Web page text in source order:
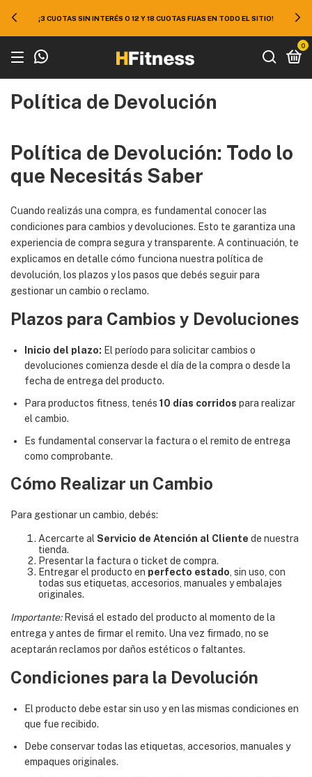
50% EN TODO EL SITIO ¡APROVECHÁ 10% EXTRA DE DESCUENTO
EFECTIVO O TRANSFERENCIA!
0
Política de Devolución
Política de Devolución: Todo lo
que Necesitás Saber
Cuando realizás una compra, es fundamental conocer las
condiciones para cambios y devoluciones. Esto te garantiza una
experiencia de compra segura y transparente. A continuación, te
explicamos en detalle cómo funciona nuestra política de
devolución, los plazos y los pasos que debés seguir para
gestionar un cambio o reclamo.
Plazos para Cambios y Devoluciones
Inicio del plazo: El período para solicitar cambios o
devoluciones comienza desde el día de la compra o desde la
fecha de entrega del producto.
Para productos fitness, tenés 10 días corridos para realizar
el cambio.
Es fundamental conservar la factura o el remito de entrega
como comprobante.
Cómo Realizar un Cambio
Para gestionar un cambio, debés:
Acercarte al Servicio de Atención al Cliente de nuestra
tienda.
Presentar la factura o ticket de compra.
Entregar el producto en perfecto estado , sin uso, con
todas sus etiquetas, accesorios, manuales y embalajes
originales.
Importante:Revisá el estado del producto al momento de la
entrega y antes de firmar el remito. Una vez firmado, no se
aceptarán reclamos por daños estéticos o faltantes.
Condiciones para la Devolución
El producto debe estar sin uso y en las mismas condiciones en
que fue recibido.
Debe conservar todas las etiquetas, accesorios, manuales y
empaques originales.